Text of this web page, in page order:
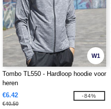
W1
Tombo TL550 - Hardloop hoodie voor
heren
€6.42
€40.50
-84%